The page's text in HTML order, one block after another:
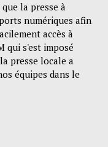
la presse à
numériques afin
accès à
qui s'est imposé
presse locale a
équipes dans le